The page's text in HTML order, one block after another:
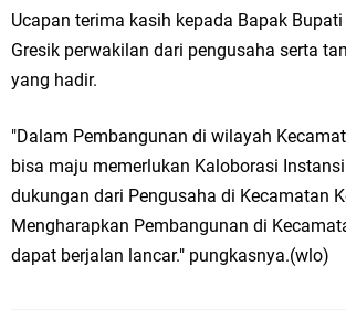
Ucapan terima kasih kepada Bapak
Gresik perwakilan dari pengusaha serta
yang hadir.
"Dalam Pembangunan di wilayah
bisa maju memerlukan Kaloborasi
dukungan dari Pengusaha di Kecamatan
Mengharapkan Pembangunan di
dapat berjalan lancar." pungkasnya.(wlo)